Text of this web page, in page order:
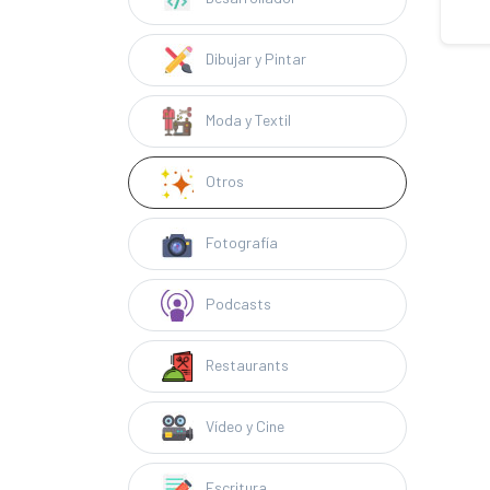
Dibujar y Pintar
Moda y Textil
Otros
Fotografía
Podcasts
Restaurants
Vídeo y Cine